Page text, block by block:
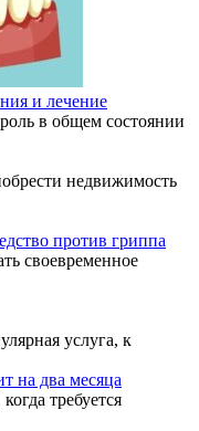
и лечение
в общем состоянии
недвижимость
против гриппа
своевременное
услуга, к
на два месяца
требуется